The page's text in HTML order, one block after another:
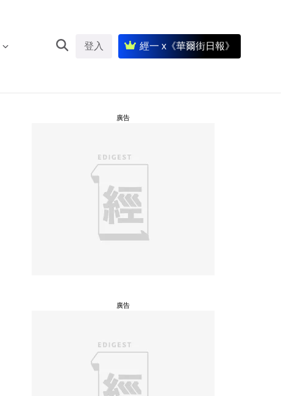
登入 經一 x《華爾街日報》
廣告
廣告